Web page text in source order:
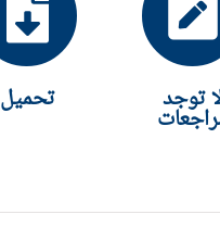
توجد تحميل